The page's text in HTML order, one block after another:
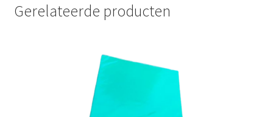
Gerelateerde producten